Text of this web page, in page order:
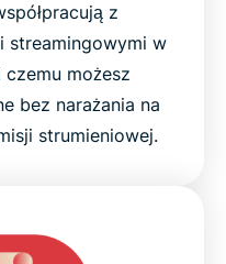
z
streamingowymi w
możesz
bez narażania na
strumieniowej.